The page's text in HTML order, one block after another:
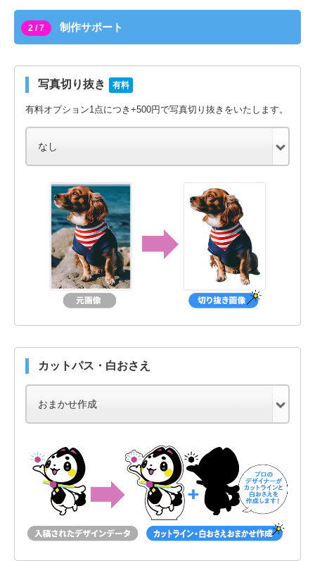
2 / 7 制作サポート
写真切り抜き 有料
有料オプション1点につき+500円で写真切り抜きをいたします。
カットパス・白おさえ